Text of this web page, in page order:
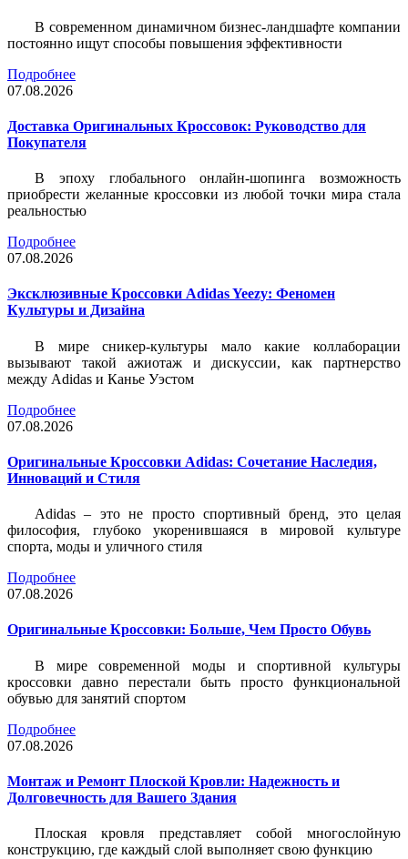
В современном динамичном бизнес-ландшафте компании
постоянно ищут способы повышения эффективности
Подробнее
07.08.2026
Доставка Оригинальных Кроссовок: Руководство для
Покупателя
В эпоху глобального онлайн-шопинга возможность
приобрести желанные кроссовки из любой точки мира стала
реальностью
Подробнее
07.08.2026
Эксклюзивные Кроссовки Adidas Yeezy: Феномен
Культуры и Дизайна
В мире сникер-культуры мало какие коллаборации
вызывают такой ажиотаж и дискуссии, как партнерство
между Adidas и Канье Уэстом
Подробнее
07.08.2026
Оригинальные Кроссовки Adidas: Сочетание Наследия,
Инноваций и Стиля
Adidas – это не просто спортивный бренд, это целая
философия, глубоко укоренившаяся в мировой культуре
спорта, моды и уличного стиля
Подробнее
07.08.2026
Оригинальные Кроссовки: Больше, Чем Просто Обувь
В мире современной моды и спортивной культуры
кроссовки давно перестали быть просто функциональной
обувью для занятий спортом
Подробнее
07.08.2026
Монтаж и Ремонт Плоской Кровли: Надежность и
Долговечность для Вашего Здания
Плоская кровля представляет собой многослойную
конструкцию, где каждый слой выполняет свою функцию